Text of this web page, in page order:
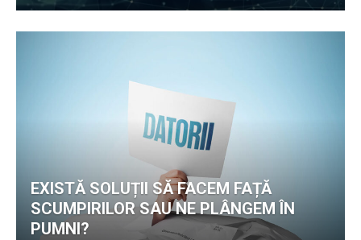
EXISTĂ SOLUȚII SĂ FACEM FAȚĂ
SCUMPIRILOR SAU NE PLÂNGEM ÎN
PUMNI?